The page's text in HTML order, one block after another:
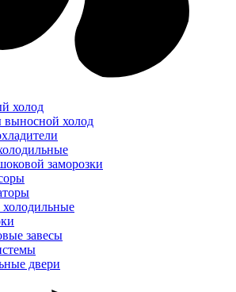
холод
холод
заморозки
завесы
двери